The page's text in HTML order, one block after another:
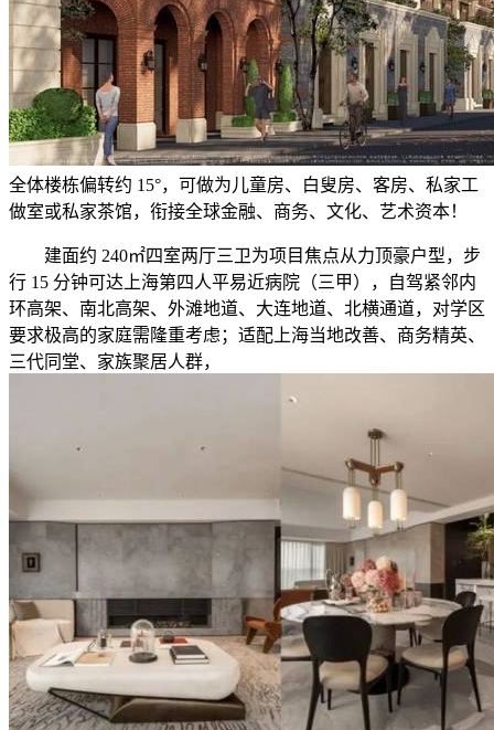
全体楼栋偏转约 15°，可做为儿童房、白叟房、客房、私家工
做室或私家茶馆，衔接全球金融、商务、文化、艺术资本！
建面约 240㎡四室两厅三卫为项目焦点从力顶豪户型，步
行 15 分钟可达上海第四人平易近病院（三甲），自驾紧邻内
环高架、南北高架、外滩地道、大连地道、北横通道，对学区
要求极高的家庭需隆重考虑；适配上海当地改善、商务精英、
三代同堂、家族聚居人群，